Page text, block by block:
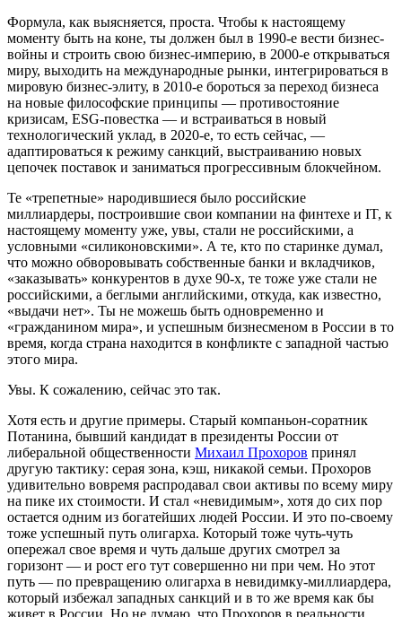
Формула, как выясняется, проста. Чтобы к настоящему
моменту быть на коне, ты должен был в 1990‑е вести бизнес-
войны и строить свою бизнес-империю, в 2000‑е открываться
миру, выходить на международные рынки, интегрироваться в
мировую бизнес-элиту, в 2010‑е бороться за переход бизнеса
на новые философские принципы — противостояние
кризисам, ESG-повестка — и встраиваться в новый
технологический уклад, в 2020‑е, то есть сейчас, —
адаптироваться к режиму санкций, выстраиванию новых
цепочек поставок и заниматься прогрессивным блокчейном.
Те «трепетные» народившиеся было российские
миллиардеры, построившие свои компании на финтехе и IT, к
настоящему моменту уже, увы, стали не российскими, а
условными «силиконовскими». А те, кто по старинке думал,
что можно обворовывать собственные банки и вкладчиков,
«заказывать» конкурентов в духе 90‑х, те тоже уже стали не
российскими, а беглыми английскими, откуда, как известно,
«выдачи нет». Ты не можешь быть одновременно и
«гражданином мира», и успешным бизнесменом в России в то
время, когда страна находится в конфликте с западной частью
этого мира.
Увы. К сожалению, сейчас это так.
Хотя есть и другие примеры. Старый компаньон-соратник
Потанина, бывший кандидат в президенты России от
либеральной общественности Михаил Прохоров принял
другую тактику: серая зона, кэш, никакой семьи. Прохоров
удивительно вовремя распродавал свои активы по всему миру
на пике их стоимости. И стал «невидимым», хотя до сих пор
остается одним из богатейших людей России. И это по-своему
тоже успешный путь олигарха. Который тоже чуть-чуть
опережал свое время и чуть дальше других смотрел за
горизонт — и рост его тут совершенно ни при чем. Но этот
путь — по превращению олигарха в невидимку-миллиардера,
который избежал западных санкций и в то же время как бы
живет в России. Но не думаю, что Прохоров в реальности